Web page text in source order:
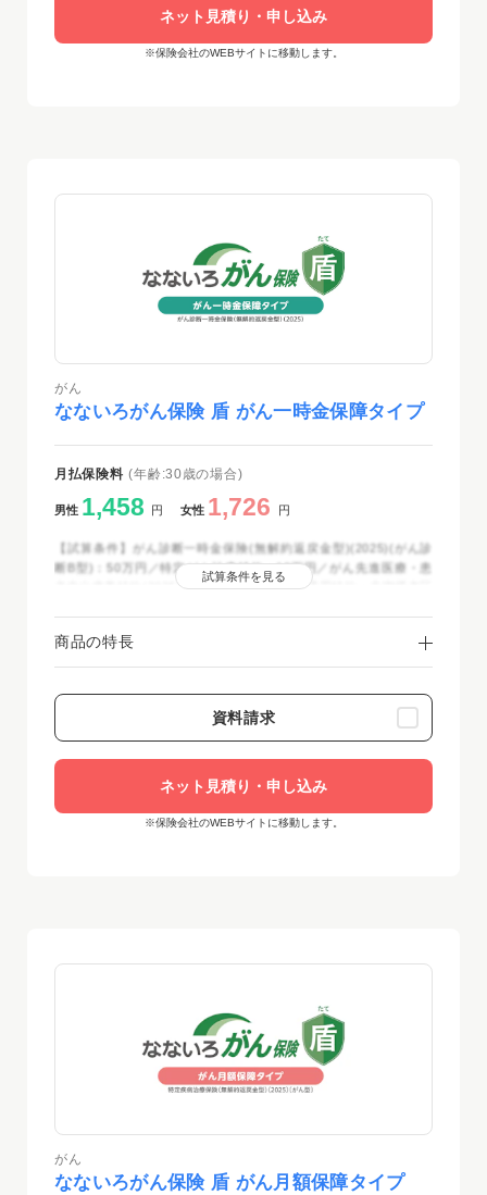
ネット見積り・申し込み
※保険会社のWEBサイトに移動します。
がん
なないろがん保険 盾 がん一時金保障タイプ
月払保険料 (年齢:30歳の場合)
男性 1,458 円 女性 1,726 円
【試算条件】がん診断一時金保険(無解約返戻金型)(2025)(がん診
断B型)：50万円／特定がん治療特約：10万円／がん先進医療・患
者申出療養特約(2025)：付加／喫煙区分料率適用特約：非喫煙者区
試算条件を見る
商品の特長
資料請求
ネット見積り・申し込み
※保険会社のWEBサイトに移動します。
がん
なないろがん保険 盾 がん月額保障タイプ